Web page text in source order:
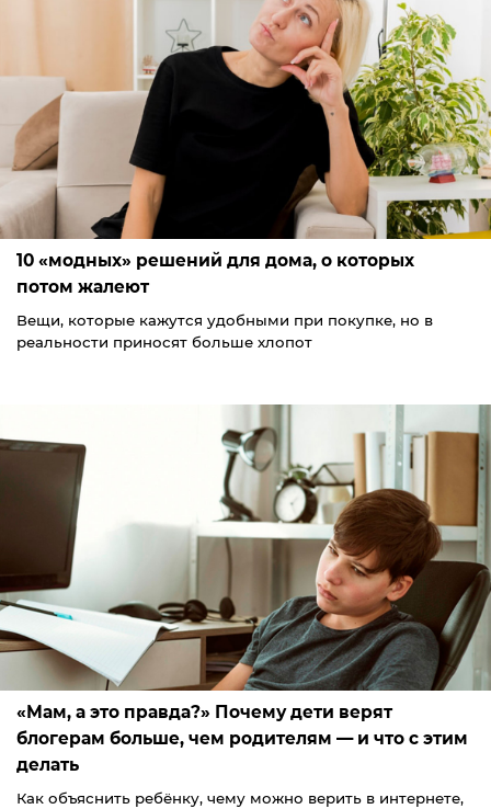
10 «модных» решений для дома, о которых
потом жалеют
Вещи, которые кажутся удобными при покупке, но в
реальности приносят больше хлопот
«Мам, а это правда?» Почему дети верят
блогерам больше, чем родителям — и что с этим
делать
Как объяснить ребёнку, чему можно верить в интернете,